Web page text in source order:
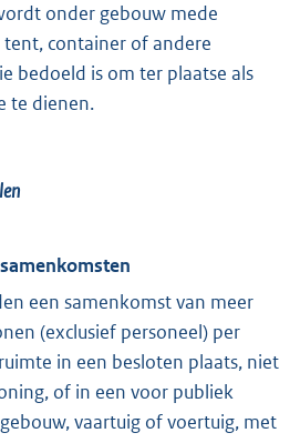
onder gebouw mede
tent, container of andere
bedoeld is om ter plaatse als
te dienen.
een samenkomst van meer
(exclusief personeel) per
in een besloten plaats, niet
of in een voor publiek
vaartuig of voertuig, met